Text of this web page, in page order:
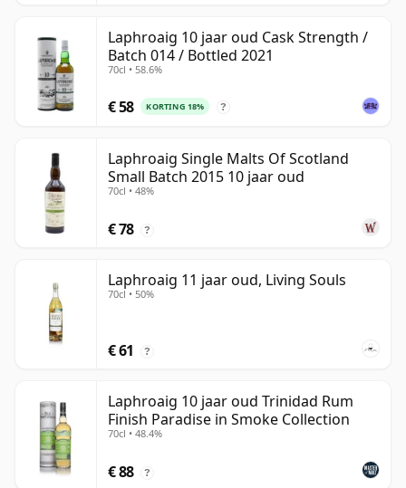
Laphroaig 10 jaar oud Cask Strength /
Batch 014 / Bottled 2021
70cl • 58.6%
€ 58 KORTING 18% ?
Laphroaig Single Malts Of Scotland
Small Batch 2015 10 jaar oud
70cl • 48%
€ 78 ?
Laphroaig 11 jaar oud, Living Souls
70cl • 50%
€ 61 ?
Laphroaig 10 jaar oud Trinidad Rum
Finish Paradise in Smoke Collection
70cl • 48.4%
€ 88 ?